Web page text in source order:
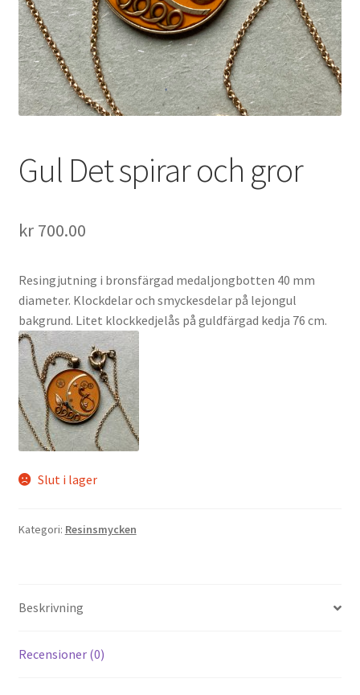
Gul Det spirar och gror
kr700.00
Resingjutning i bronsfärgad medaljongbotten 40 mm
diameter. Klockdelar och smyckesdelar på lejongul
bakgrund. Litet klockkedjelås på guldfärgad kedja 76 cm.
Slut i lager
Kategori: Resinsmycken
Beskrivning
Recensioner (0)